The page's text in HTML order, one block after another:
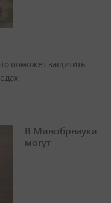
поможет защитить
В Минобрнауки
могут